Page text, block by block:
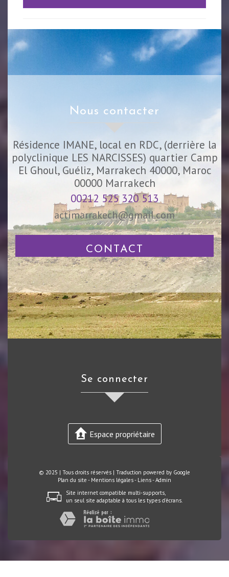
nous contacter
Résidence IMANE, local en RDC, (derrière la
polyclinique LES NARCISSES) quartier Camp
El Ghoul, Guéliz, Marrakech 40000, Maroc
00000 Marrakech
00212 525 320 513
actimarrakech@gmail.com
CONTACT
se connecter
Espace propriétaire
© 2025 | Tous droits réservés | Traduction powered by Google
Plan du site - Mentions légales- Liens-Admin
Site internet compatible multi-supports,
un seul site adaptable à tous les types d'écrans.